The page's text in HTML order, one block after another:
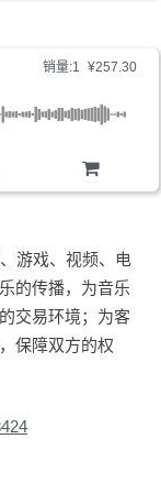
销量:1 ¥257.30
游戏、视频、电
的传播，为音乐
交易环境；为客
保障双方的权